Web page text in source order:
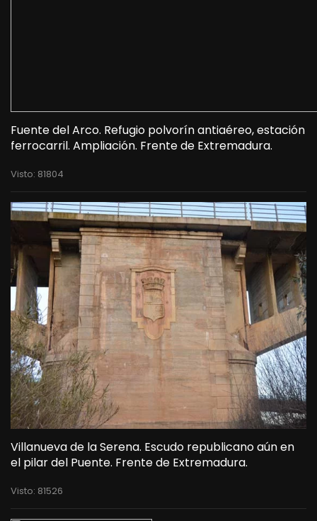
Fuente del Arco. Refugio polvorín antiaéreo, estación
ferrocarril. Ampliación. Frente de Extremadura.
Visto: 81804
Villanueva de la Serena. Escudo republicano aún en
el pilar del Puente. Frente de Extremadura.
Visto: 81526